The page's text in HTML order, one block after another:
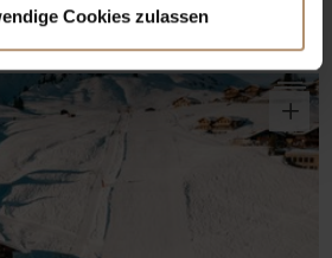
Cookies zulassen
o